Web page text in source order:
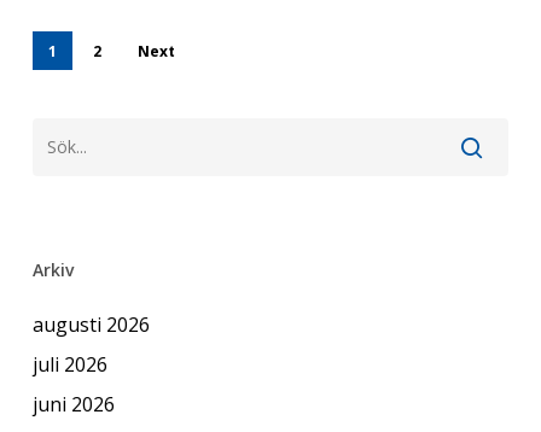
1 2 Next
Arkiv
augusti 2026
juli 2026
juni 2026